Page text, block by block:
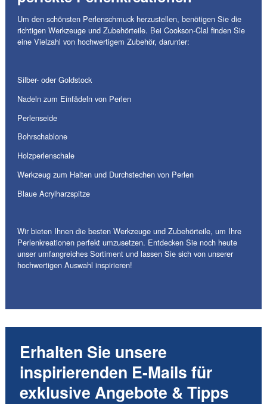
Um den schönsten Perlenschmuck herzustellen, benötigen Sie die
richtigen Werkzeuge und Zubehörteile. Bei Cookson-Clal finden Sie
eine Vielzahl von hochwertigem Zubehör, darunter:
Silber- oder Goldstock
Nadeln zum Einfädeln von Perlen
Perlenseide
Bohrschablone
Holzperlenschale
Werkzeug zum Halten und Durchstechen von Perlen
Blaue Acrylharzspitze
Wir bieten Ihnen die besten Werkzeuge und Zubehörteile, um Ihre
Perlenkreationen perfekt umzusetzen. Entdecken Sie noch heute
unser umfangreiches Sortiment und lassen Sie sich von unserer
hochwertigen Auswahl inspirieren!
Erhalten Sie unsere
inspirierenden E-Mails für
exklusive Angebote & Tipps